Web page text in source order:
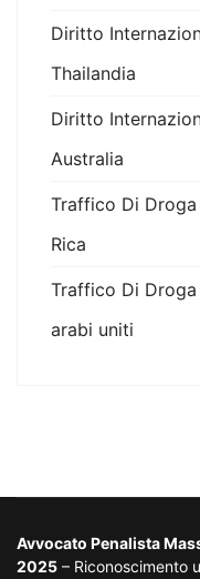
Diritto
Thailandia
Diritto
Australia
Traffico Di
Rica
Traffico Di
arabi uniti
Avvocato Penalista
2025 – Riconoscimento